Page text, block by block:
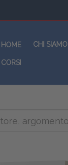
HOME CHI SIAMO
CORSI